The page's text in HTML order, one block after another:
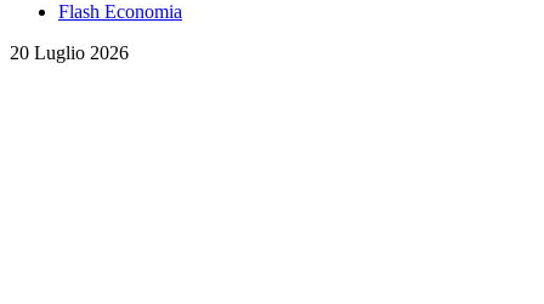
Flash Economia
20 Luglio 2026